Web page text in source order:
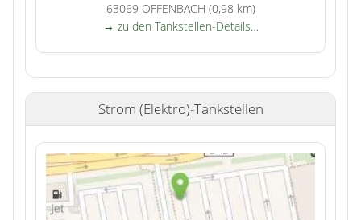
63069 OFFENBACH (0,98 km)
→ zu den Tankstellen-Details…
Strom (Elektro)-Tankstellen